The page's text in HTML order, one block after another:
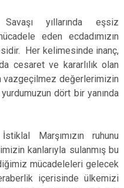
yıllarında eşsiz
eden ecdadımızın
Her kelimesinde inanç,
cesaret ve kararlılık olan
vazgeçilmez değerlerimizin
dört bir yanında
Marşımızın ruhunu
kanlarıyla sulanmış bu
mücadeleleri gelecek
içerisinde ülkemizi